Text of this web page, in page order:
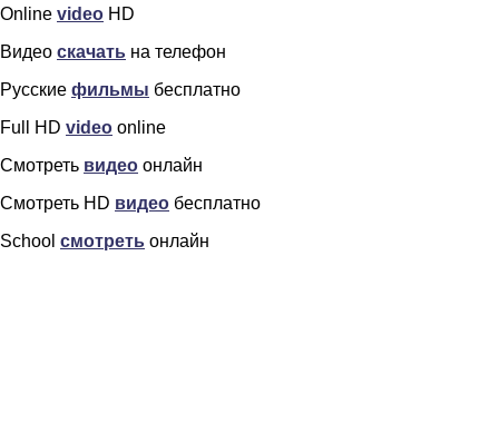
Online video HD
Видео скачать на телефон
Русские фильмы бесплатно
Full HD video online
Смотреть видео онлайн
Смотреть HD видео бесплатно
School смотреть онлайн